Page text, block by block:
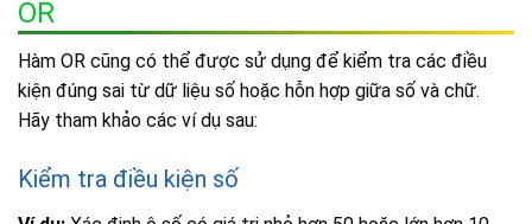
OR
Hàm OR cũng có thể được sử dụng để kiểm tra các điều
kiện đúng sai từ dữ liệu số hoặc hỗn hợp giữa số và chữ.
Hãy tham khảo các ví dụ sau:
Kiểm tra điều kiện số